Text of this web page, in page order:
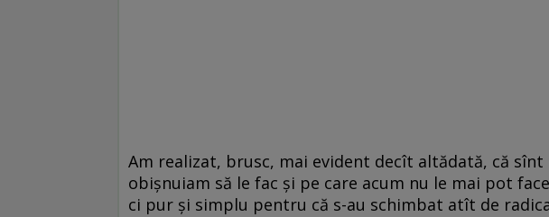
Am realizat, brusc, mai evident decît altădată, că
obișnuiam să le fac și pe care acum nu le mai pot
ci pur și simplu pentru că s-au schimbat atît de